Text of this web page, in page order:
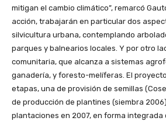
mitigan el cambio climático”, remarcó
acción, trabajarán en particular dos
silvicultura urbana, contemplando
parques y balnearios locales. Y por otro
comunitaria, que alcanza a sistemas
ganadería, y foresto-melíferas. El
etapas, una de provisión de semillas
de producción de plantines (siembra
plantaciones en 2007, en forma integrada